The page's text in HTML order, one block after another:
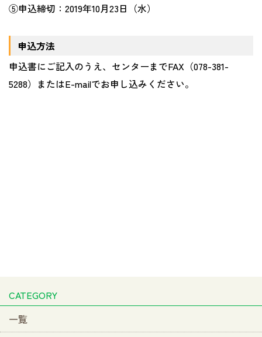
⑤申込締切：2019年10月23日（水）
申込方法
申込書にご記入のうえ、センターまでFAX（078-381-
5288）またはE-mailでお申し込みください。
CATEGORY
一覧